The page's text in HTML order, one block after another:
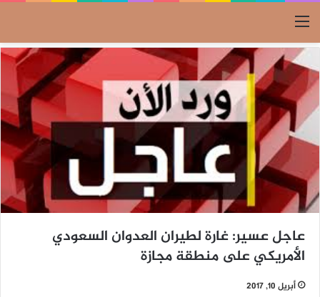
القائمة
عاجل عسير: غارة لطيران العدوان السعودي
الأمريكي على منطقة مجازة
أبريل 10, 2017